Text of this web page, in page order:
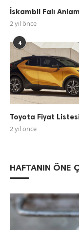
İskambil Falı
2 yıl önce
4
Toyota Fiyat
2 yıl önce
HAFTANIN ÖNE